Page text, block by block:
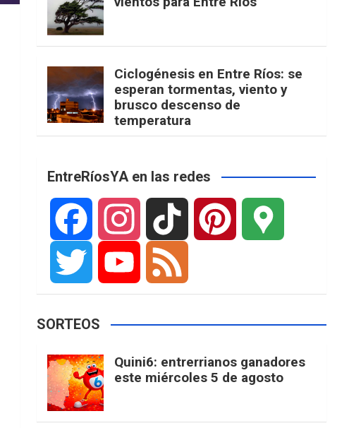
Ciclogénesis en Entre Ríos: se
esperan tormentas, viento y
brusco descenso de
temperatura
EntreRíosYA en las redes
F
e t
T
i u
SORTEOS
Quini6: entrerrianos ganadores
este miércoles 5 de agosto